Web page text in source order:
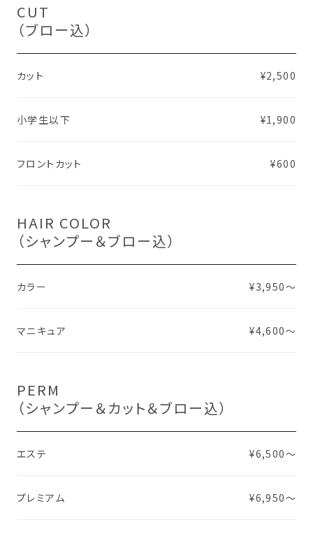
CUT
（ブロー込）
カット ¥2,500
小学生以下 ¥1,900
フロントカット ¥600
HAIR COLOR
（シャンプー＆ブロー込）
カラー ¥3,950～
マニキュア ¥4,600～
PERM
（シャンプー＆カット＆ブロー込）
エステ ¥6,500〜
プレミアム ¥6,950〜